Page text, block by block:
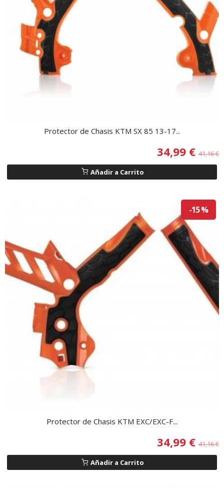
Protector de Chasis KTM SX 85 13-17...
34,99 € 41,16 €
Añadir a Carrito
-15 %
Protector de Chasis KTM EXC/EXC-F...
34,99 € 41,16 €
Añadir a Carrito